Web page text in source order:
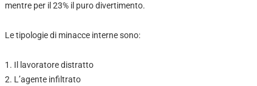
mentre per il 23% il puro divertimento.
Le tipologie di minacce interne sono:
Il lavoratore distratto
L’agente infiltrato